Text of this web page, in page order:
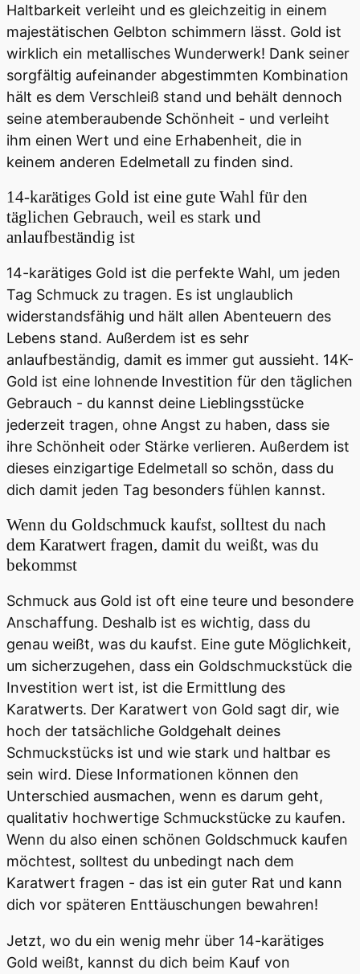
Haltbarkeit verleiht und es gleichzeitig in einem
majestätischen Gelbton schimmern lässt. Gold ist
wirklich ein metallisches Wunderwerk! Dank seiner
sorgfältig aufeinander abgestimmten Kombination
hält es dem Verschleiß stand und behält dennoch
seine atemberaubende Schönheit - und verleiht
ihm einen Wert und eine Erhabenheit, die in
keinem anderen Edelmetall zu finden sind.
14-karätiges Gold ist eine gute Wahl für den
täglichen Gebrauch, weil es stark und
anlaufbeständig ist
14-karätiges Gold ist die perfekte Wahl, um jeden
Tag Schmuck zu tragen. Es ist unglaublich
widerstandsfähig und hält allen Abenteuern des
Lebens stand. Außerdem ist es sehr
anlaufbeständig, damit es immer gut aussieht. 14K-
Gold ist eine lohnende Investition für den täglichen
Gebrauch - du kannst deine Lieblingsstücke
jederzeit tragen, ohne Angst zu haben, dass sie
ihre Schönheit oder Stärke verlieren. Außerdem ist
dieses einzigartige Edelmetall so schön, dass du
dich damit jeden Tag besonders fühlen kannst.
Wenn du Goldschmuck kaufst, solltest du nach
dem Karatwert fragen, damit du weißt, was du
bekommst
Schmuck aus Gold ist oft eine teure und besondere
Anschaffung. Deshalb ist es wichtig, dass du
genau weißt, was du kaufst. Eine gute Möglichkeit,
um sicherzugehen, dass ein Goldschmuckstück die
Investition wert ist, ist die Ermittlung des
Karatwerts. Der Karatwert von Gold sagt dir, wie
hoch der tatsächliche Goldgehalt deines
Schmuckstücks ist und wie stark und haltbar es
sein wird. Diese Informationen können den
Unterschied ausmachen, wenn es darum geht,
qualitativ hochwertige Schmuckstücke zu kaufen.
Wenn du also einen schönen Goldschmuck kaufen
möchtest, solltest du unbedingt nach dem
Karatwert fragen - das ist ein guter Rat und kann
dich vor späteren Enttäuschungen bewahren!
Jetzt, wo du ein wenig mehr über 14-karätiges
Gold weißt, kannst du dich beim Kauf von